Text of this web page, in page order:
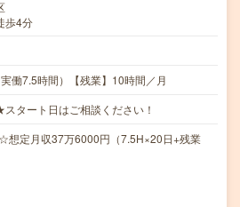
歩4分
働7.5時間）【残業】10時間／月
タート日はご相談ください！
定月収37万6000円（7.5H×20日+残業